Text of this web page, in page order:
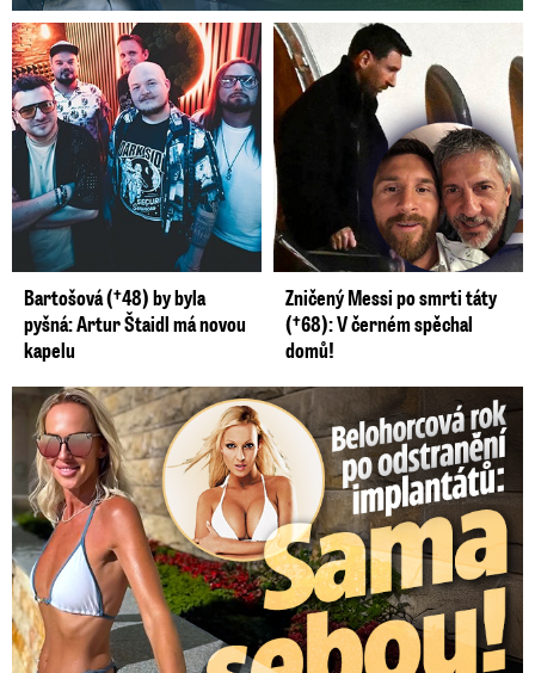
Bartošová (†48) by byla
pyšná: Artur Štaidl má novou
kapelu
Zničený Messi po smrti táty
(†68): V černém spěchal
domů!
Belohorcová rok po odstranění implantátů: Konečně sama sebou